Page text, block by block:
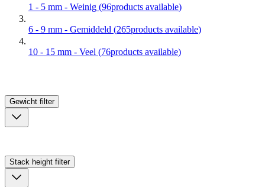
1 - 5 mm - Weinig (96products available)
6 - 9 mm - Gemiddeld (265products available)
10 - 15 mm - Veel (76products available)
Gewicht filter
Stack height filter